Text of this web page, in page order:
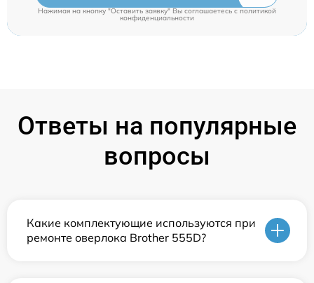
Нажимая на кнопку "Оставить заявку" Вы соглашаетесь cполитикой
конфиденциальности
Ответы на популярные
вопросы
Какие комплектующие используются при
ремонте оверлока Brother 555D?